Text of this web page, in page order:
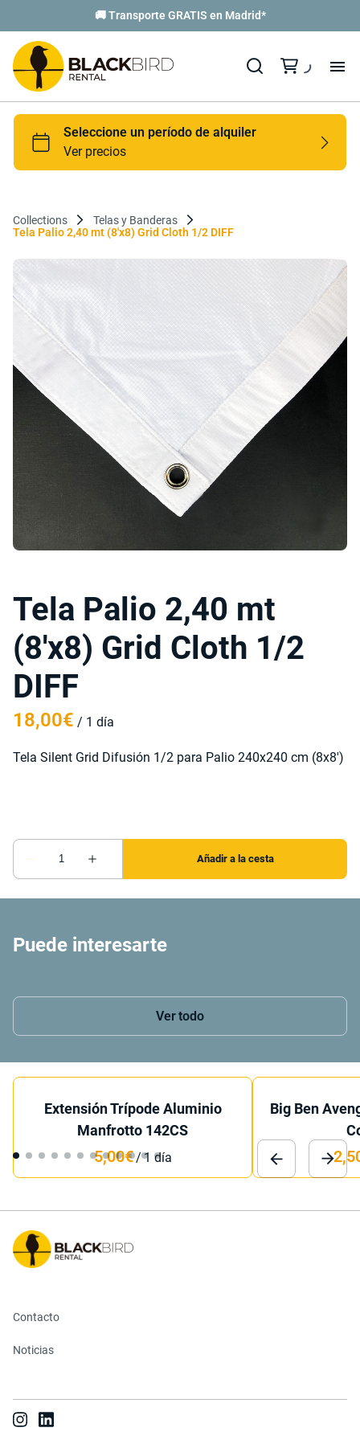
🚚 Transporte GRATIS en Madrid*
Collections
Telas y Banderas
Tela Palio 2,40 mt (8'x8) Grid Cloth 1/2 DIFF
Tela Palio 2,40 mt
(8'x8) Grid Cloth 1/2
DIFF
/
Tela Silent Grid Difusión 1/2 para Palio 240x240 cm (8x8')
Puede interesarte
Ver todo
Extensión Trípode Aluminio
Manfrotto 142CS
/
Big Ben
Contacto
Noticias